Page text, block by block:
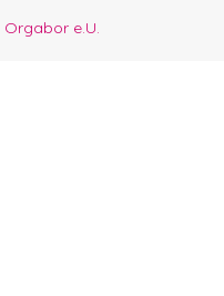
Orgabor e.U.